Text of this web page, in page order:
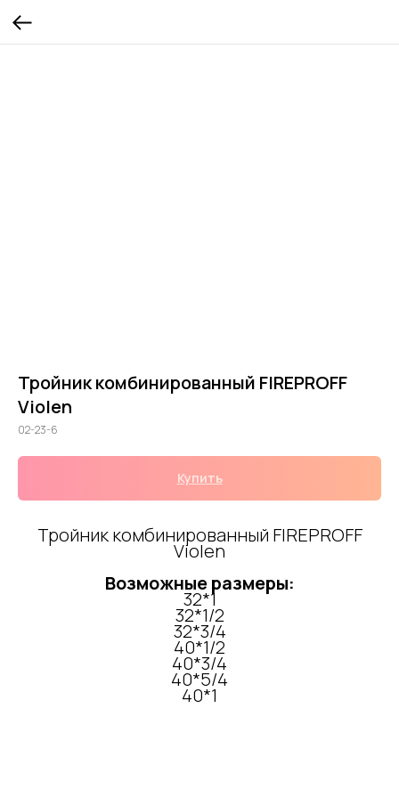
Тройник комбинированный FIREPROFF
Violen
02-23-6
Купить
Тройник комбинированный FIREPROFF
Violen
Возможные размеры:
32*1
32*1/2
32*3/4
40*1/2
40*3/4
40*5/4
40*1